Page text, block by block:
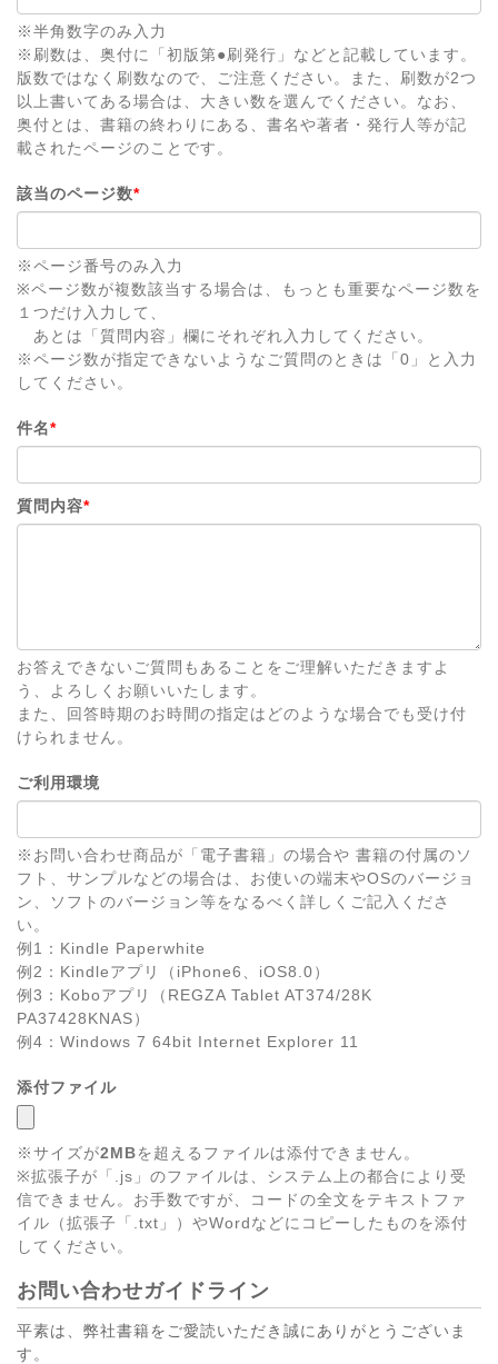
※半角数字のみ入力
※刷数は、奥付に「初版第●刷発行」などと記載しています。
版数ではなく刷数なので、ご注意ください。また、刷数が2つ
以上書いてある場合は、大きい数を選んでください。なお、
奥付とは、書籍の終わりにある、書名や著者・発行人等が記
載されたページのことです。
該当のページ数*
※ページ番号のみ入力
※ページ数が複数該当する場合は、もっとも重要なページ数を
１つだけ入力して、
あとは「質問内容」欄にそれぞれ入力してください。
※ページ数が指定できないようなご質問のときは「0」と入力
してください。
件名*
質問内容*
お答えできないご質問もあることをご理解いただきますよ
う、よろしくお願いいたします。
また、回答時期のお時間の指定はどのような場合でも受け付
けられません。
ご利用環境
※お問い合わせ商品が「電子書籍」の場合や 書籍の付属のソ
フト、サンプルなどの場合は、お使いの端末やOSのバージョ
ン、ソフトのバージョン等をなるべく詳しくご記入くださ
い。
例1：Kindle Paperwhite
例2：Kindleアプリ（iPhone6、iOS8.0）
例3：Koboアプリ（REGZA Tablet AT374/28K
PA37428KNAS）
例4：Windows 7 64bit Internet Explorer 11
添付ファイル
※サイズが2MBを超えるファイルは添付できません。
※拡張子が「.js」のファイルは、システム上の都合により受
信できません。お手数ですが、コードの全文をテキストファ
イル（拡張子「.txt」）やWordなどにコピーしたものを添付
してください。
お問い合わせガイドライン
平素は、弊社書籍をご愛読いただき誠にありがとうございま
す。